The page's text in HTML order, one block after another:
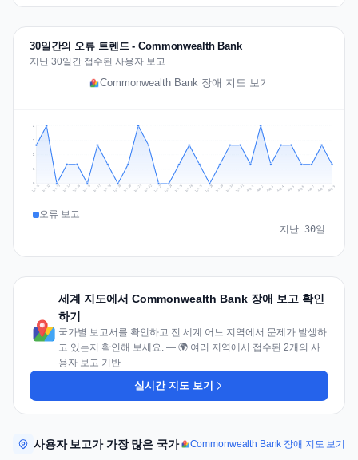
30일간의 오류 트렌드 - Commonwealth Bank
지난 30일간 접수된 사용자 보고
Commonwealth Bank 장애 지도 보기
1
2
2
3
Jul 11 Jul 12 Jul 13 Jul 14 Jul 15 Jul 16 Jul 17 Jul 18 Jul 19 Jul 20 Jul 21 Jul 22 Jul 23 Jul 24 Jul 25 Jul 26 Jul 27 Jul 28 Jul 29 Jul 30 Jul 31 Aug 1 Aug 2 Aug 3 Aug 4 Aug 5 Aug 6 Aug 7 Aug 8 Aug 9
오류 보고
지난 30일
세계 지도에서 Commonwealth Bank 장애 보고 확인
하기
국가별 보고서를 확인하고 전 세계 어느 지역에서 문제가 발생하
고 있는지 확인해 보세요. — 🌍 여러 지역에서 접수된 2개의 사
용자 보고 기반
실시간 지도 보기
사용자 보고가 가장 많은 국가 Commonwealth Bank 장애 지도 보기